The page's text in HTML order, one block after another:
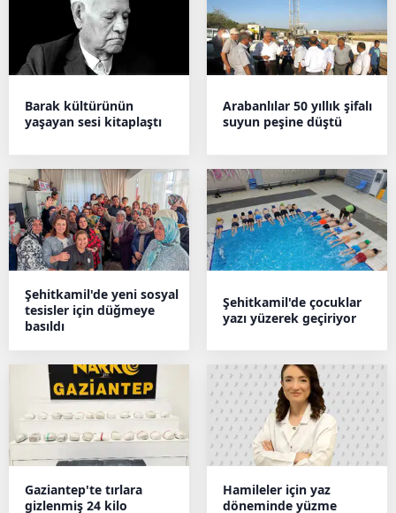
Barak kültürünün
yaşayan sesi kitaplaştı
Arabanlılar 50 yıllık şifalı
suyun peşine düştü
Şehitkamil'de yeni sosyal
tesisler için düğmeye
basıldı
Şehitkamil'de çocuklar
yazı yüzerek geçiriyor
Gaziantep'te tırlara
gizlenmiş 24 kilo
Hamileler için yaz
döneminde yüzme